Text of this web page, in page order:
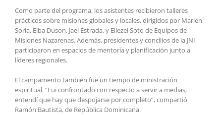
Como parte del programa, los asistentes recibieron talleres
prácticos sobre misiones globales y locales, dirigidos por Marlen
Soria, Elba Duson, Jael Estrada, y Eliezel Soto de Equipos de
Misiones Nazarenas. Además, presidentes y concilios de la JNI
participaron en espacios de mentoría y planificación junto a
líderes regionales.
El campamento también fue un tiempo de ministración
espiritual. “Fui confrontado con respecto a servir a medias;
entendí que hay que despojarse por completo”, compartió
Ramón Bautista, de República Dominicana.